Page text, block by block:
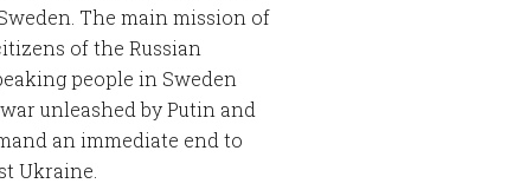
The main mission of
of the Russian
people in Sweden
unleashed by Putin and
an immediate end to
Ukraine.